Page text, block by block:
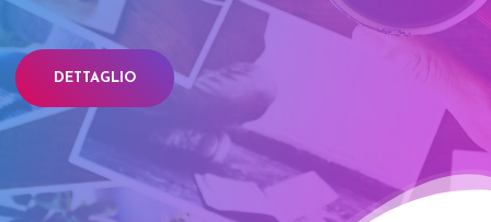
DETTAGLIO